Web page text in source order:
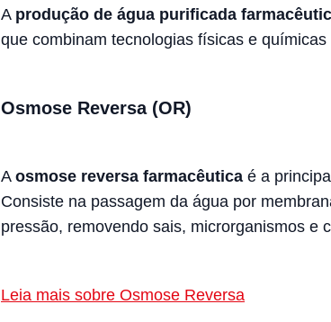
A produção de água purificada
que combinam tecnologias físicas e
Osmose Reversa (OR)
A osmose reversa farmacêutica é a
Consiste na passagem da água por
pressão, removendo sais, microrganismos e
Leia mais sobre Osmose Reversa